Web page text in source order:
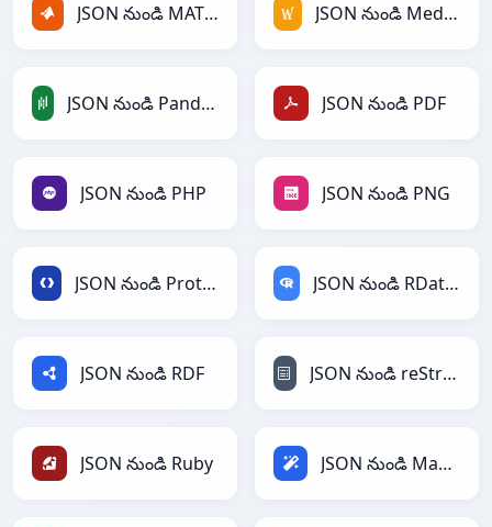
JSON నుండి MATLAB JSON నుండి MediaWiki
JSON నుండి PandasDataFrame JSON నుండి PDF
JSON నుండి PHP JSON నుండి PNG
JSON నుండి Protobuf JSON నుండి RDataFrame
JSON నుండి RDF JSON నుండి reStructuredText
JSON నుండి Ruby JSON నుండి Magic